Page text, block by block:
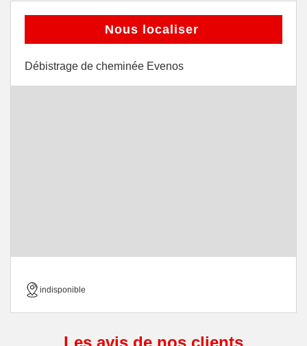
Nous localiser
Débistrage de cheminée Evenos
indisponible
Les avis de nos clients